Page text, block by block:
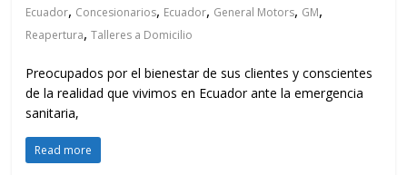
Ecuador, Concesionarios, Ecuador, General Motors, GM,
Reapertura,Talleres a Domicilio
Preocupados por el bienestar de sus clientes y conscientes
de la realidad que vivimos en Ecuador ante la emergencia
sanitaria,
Read more